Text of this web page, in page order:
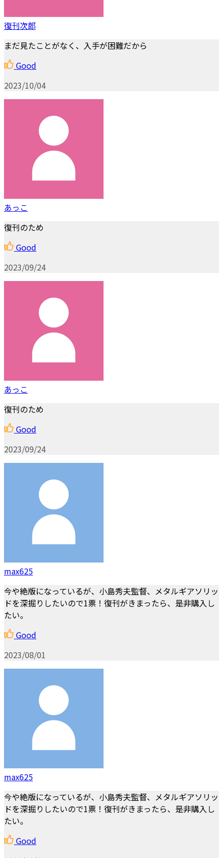
復刊次郎
まだ見たことがなく、入手が困難だから
Good
2023/10/04
あっこ
復刊のため
Good
2023/09/24
あっこ
復刊のため
Good
2023/09/24
max625
今や絶版になっているが、小島秀夫監督、メタルギアソリッ
ドを深掘りしたいので1票！復刊がきまったら、是非購入し
たい。
Good
2023/08/01
max625
今や絶版になっているが、小島秀夫監督、メタルギアソリッ
ドを深掘りしたいので1票！復刊がきまったら、是非購入し
たい。
Good